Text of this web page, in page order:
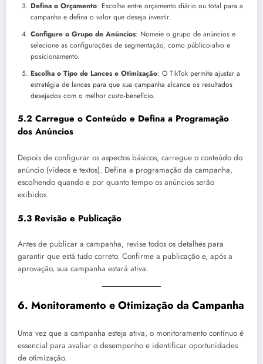
Defina o Orçamento: Escolha entre orçamento diário ou total para a
campanha e defina o valor que deseja investir.
Configure o Grupo de Anúncios: Nomeie o grupo de anúncios e
selecione as configurações de segmentação, como público-alvo e
posicionamento.
Escolha o Tipo de Lances e Otimização: O TikTok permite ajustar a
estratégia de lances para que sua campanha alcance os resultados
desejados com o melhor custo-benefício.
5.2 Carregue o Conteúdo e Defina a Programação
dos Anúncios
Depois de configurar os aspectos básicos, carregue o conteúdo do
anúncio (vídeos e textos). Defina a programação da campanha,
escolhendo quando e por quanto tempo os anúncios serão
exibidos.
5.3 Revisão e Publicação
Antes de publicar a campanha, revise todos os detalhes para
garantir que está tudo correto. Confirme a publicação e, após a
aprovação, sua campanha estará ativa.
6. Monitoramento e Otimização da Campanha
Uma vez que a campanha esteja ativa, o monitoramento contínuo é
essencial para avaliar o desempenho e identificar oportunidades
de otimização.